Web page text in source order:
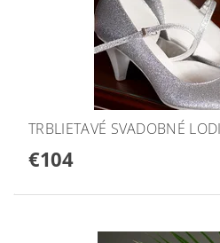
TRBLIETAVÉ SVADOBNÉ
€104